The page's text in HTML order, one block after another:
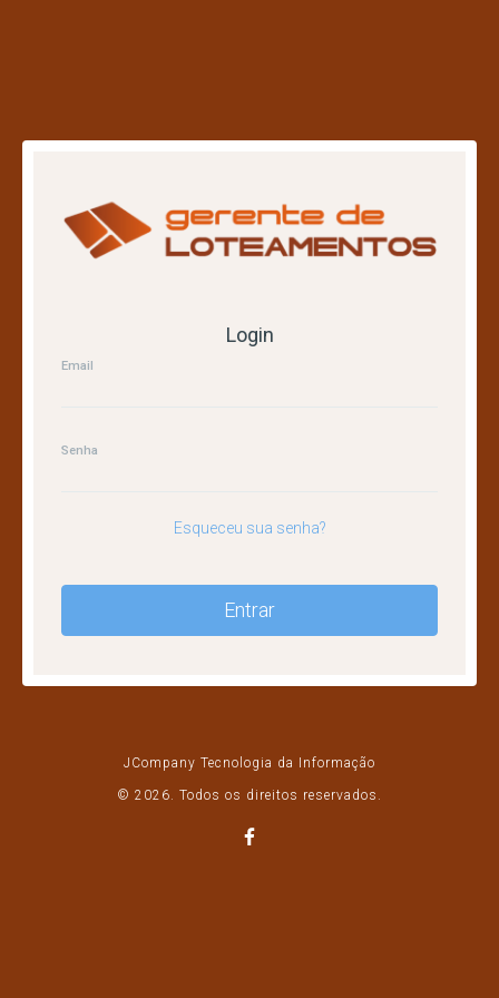
Login
Email
Senha
Esqueceu sua senha?
Entrar
JCompany Tecnologia da Informação
© 2026. Todos os direitos reservados.